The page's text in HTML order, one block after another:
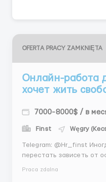
OFERTA PRACY ZAMKNIĘTA
Онлайн-работа
хочет жить
7000-8000$ / в
Finst Węgry
Telegram: @Hr_finst Иногда лучший шаг — это
перестать зависеть от
Praca zdalna